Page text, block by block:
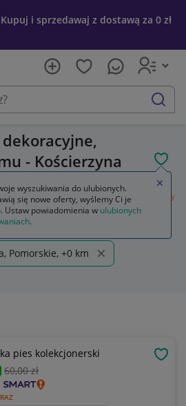
i sprzedawaj z dostawą za 0 zł
szukaj
- Kościerzyna
Dekoracje i ozdoby Figurki i rzeźby
figurki i rzeźby do ogrodu
Pomorskie, +0 km
pies kolekcjonerski
60,00 zł
wyszukiwania do ulubionych.
się nowe oferty, wyślemy Ci je
Ustaw powiadomienia w ulubionych
.